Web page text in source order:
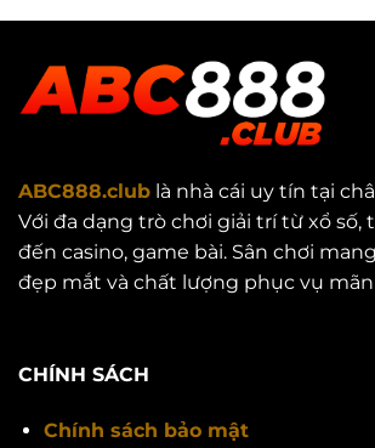
ABC888.club là nhà cái uy tín tại
Với đa dạng trò chơi giải trí từ xổ số,
đến casino, game bài. Sân chơi
đẹp mắt và chất lượng phục vụ
CHÍNH SÁCH
Chính sách bảo mật